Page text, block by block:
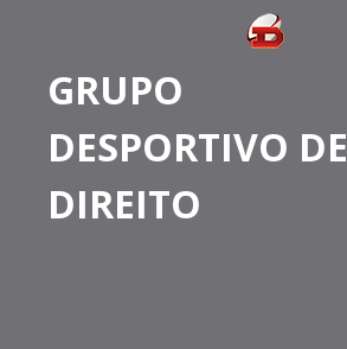
GRUPO
DESPORTIVO DE
DIREITO